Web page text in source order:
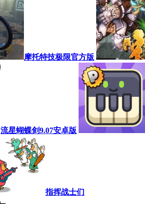
摩托特技极限官方版
流星蝴蝶剑9.07安卓版
指挥战士们